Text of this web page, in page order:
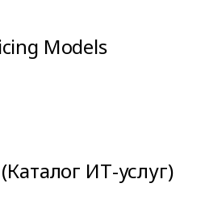
Models
ИТ-услуг)